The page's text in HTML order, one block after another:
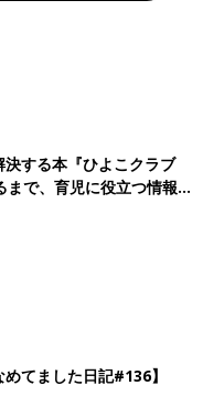
する本『ひよこクラブ
で、育児に役立つ情報が
てました日記#136】